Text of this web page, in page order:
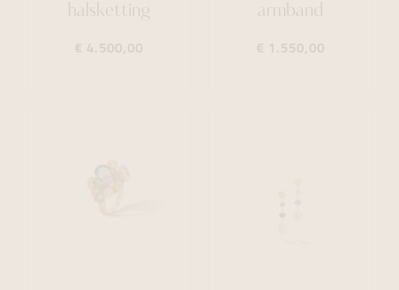
halsketting
€ 4.500,00
armband
€ 1.550,00